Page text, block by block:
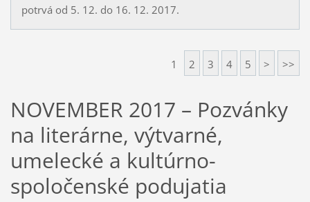
potrvá od 5. 12. do 16. 12. 2017.
1 2 3 4 5 > >>
NOVEMBER 2017 – Pozvánky
na literárne, výtvarné,
umelecké a kultúrno-
spoločenské podujatia